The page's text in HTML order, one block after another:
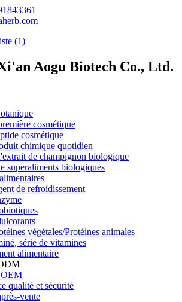
Aogu Biotech Co., Ltd.
cosmétique
cosmétique
chimique quotidien
de champignon biologique
superaliments biologiques
de refroidissement
végétales/Protéines animales
série de vitamines
alimentaire
OEM
qualité et sécurité
vente